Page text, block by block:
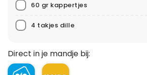
60 gr kappertjes
4 takjes dille
Direct in je mandje bij: